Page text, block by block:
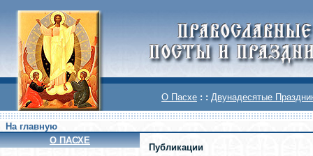
О Пасхе : : Двунадесятые
На главную
О ПАСХЕ
Публикации